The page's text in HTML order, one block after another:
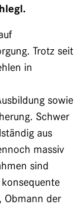
Trotz seit
in
sowie
Schwer
aus
massiv
sind
, Obmann der